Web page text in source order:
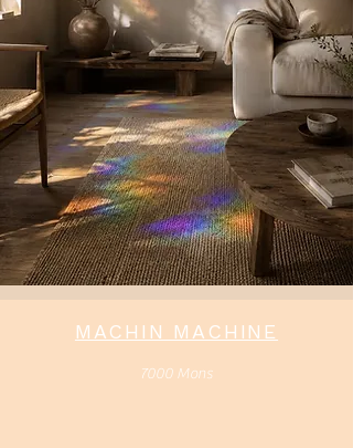
MACHIN MACHINE
7000 Mons